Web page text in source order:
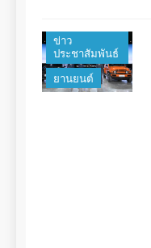
ข่าว
ประชาสัมพันธ์
ยานยนต์